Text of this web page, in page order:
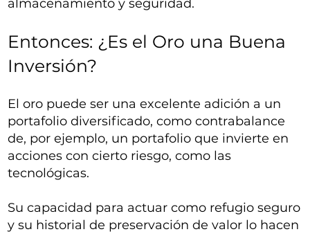
almacenamiento y seguridad.
Entonces: ¿Es el Oro una Buena
Inversión?
El oro puede ser una excelente adición a un
portafolio diversificado, como contrabalance
de, por ejemplo, un portafolio que invierte en
acciones con cierto riesgo, como las
tecnológicas.
Su capacidad para actuar como refugio seguro
y su historial de preservación de valor lo hacen